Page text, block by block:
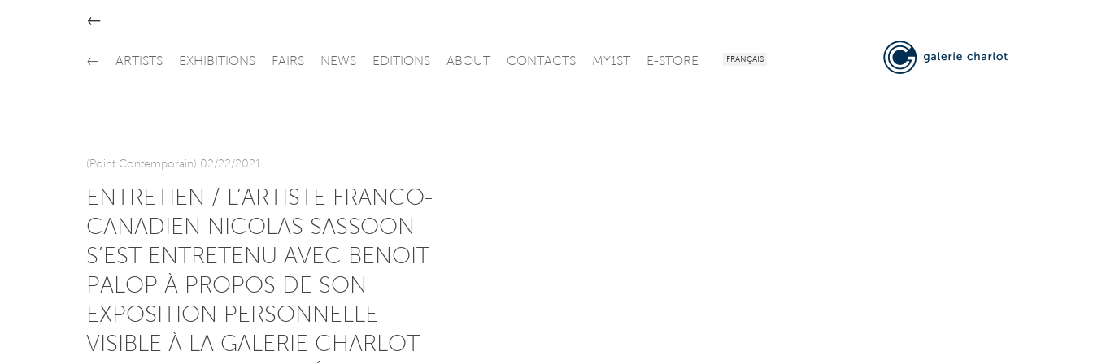
←
← ARTISTS EXHIBITIONS FAIRS NEWS EDITIONS ABOUT CONTACTS MY1ST E-STORE FRANÇAIS
(Point Contemporain) 02/22/2021
ENTRETIEN / L’ARTISTE FRANCO-
CANADIEN NICOLAS SASSOON
S’EST ENTRETENU AVEC BENOIT
PALOP À PROPOS DE SON
EXPOSITION PERSONNELLE
VISIBLE À LA GALERIE CHARLOT